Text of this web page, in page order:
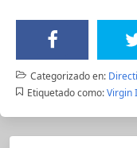
Categorizado en:
Etiquetado como: Virgin